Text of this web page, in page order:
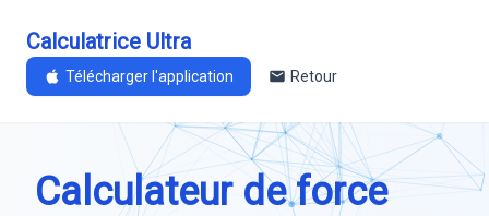
Calculatrice Ultra
Télécharger l'application Retour
Calculateur de force